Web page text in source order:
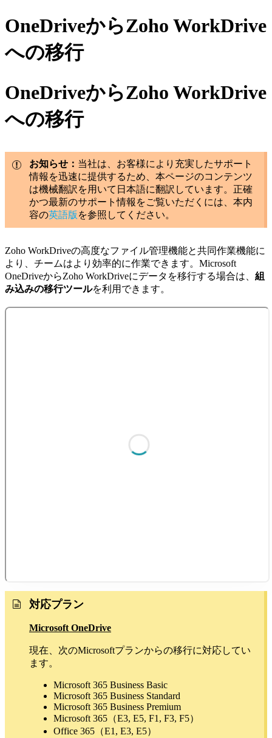
OneDriveからZoho WorkDrive
への移行
OneDriveからZoho WorkDrive
への移行
お知らせ： 当社は、お客様により充実したサポート
情報を迅速に提供するため、本ページのコンテンツ
は機械翻訳を用いて日本語に翻訳しています。正確
かつ最新のサポート情報をご覧いただくには、本内
容の英語版 を参照してください。
Zoho WorkDriveの高度なファイル管理機能と共同作業機能に
より、チームはより効率的に作業できます。 Microsoft
OneDriveからZoho WorkDriveにデータを移行する場合は、 組
み込みの移行ツールを利用できます。
対応プラン
Microsoft OneDrive
現在、次のMicrosoftプランからの移行に対応してい
ます。
Microsoft 365 Business Basic
Microsoft 365 Business Standard
Microsoft 365 Business Premium
Microsoft 365（E3, E5, F1, F3, F5）
Office 365（E1, E3, E5）